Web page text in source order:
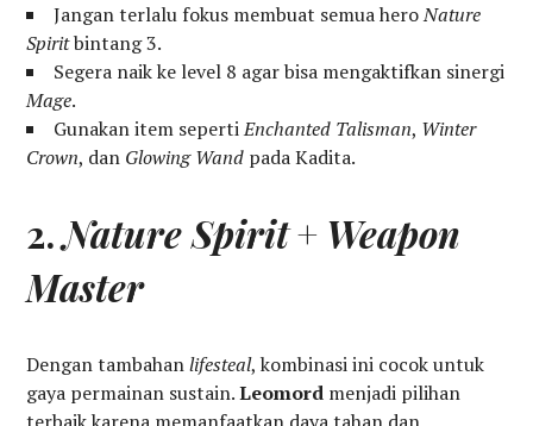
Jangan terlalu fokus membuat semua heroNature
Spiritbintang 3.
Segera naik ke level 8 agar bisa mengaktifkan sinergi
Mage.
Gunakan item sepertiEnchanted Talisman, Winter
Crown, dan Glowing Wand pada Kadita.
2.Nature Spirit+ Weapon
Master
Dengan tambahanlifesteal, kombinasi ini cocok untuk
gaya permainan sustain.Leomord menjadi pilihan